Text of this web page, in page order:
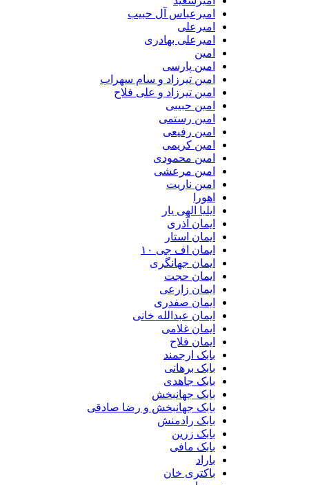
امیرعباس آل حبیب
امیرعلی
امیرعلی بهادری
امین
امین پارسی
امین تیرزاد و سام سهراب
امین تیرزاد و علی فلاح
امین حبیبی
امین رستمی
امین رفیعی
امین کریمی
امین محمودی
امین مرعشی
امین ناریت
اهورا
ایلیا الهی یار
ایمان آذری
ایمان استار
ایمان اف جی ۱۰
ایمان جهانگری
ایمان حجت
ایمان زارعی
ایمان صفدری
ایمان عبدالله خانی
ایمان غلامی
ایمان فلاح
بابک ارجمند
بابک برهانی
بابک جاهدی
بابک جهانبخش
بابک جهانبخش و رضا صادقی
بابک رادمنش
بابک زرین
بابک مافی
باراد
باکتری خان